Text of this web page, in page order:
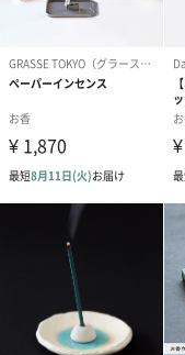
ください。
日本香堂
『青雲』『毎日香』を
ス商品の製造販売を手
香堂グループの中核企
し』をテーマに、日本
り組んでいます。